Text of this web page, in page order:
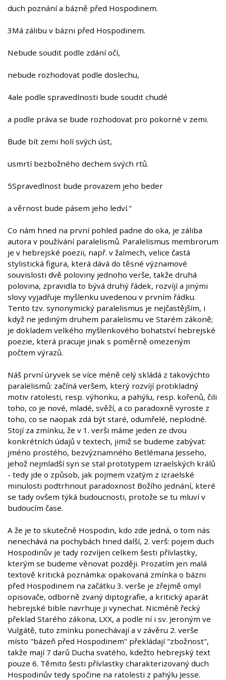
duch poznání a bázně před Hospodinem.
3Má zálibu v bázni před Hospodinem.
Nebude soudit podle zdání očí,
nebude rozhodovat podle doslechu,
4ale podle spravedlnosti bude soudit chudé
a podle práva se bude rozhodovat pro pokorné v zemi.
Bude bít zemi holí svých úst,
usmrtí bezbožného dechem svých rtů.
5Spravedlnost bude provazem jeho beder
a věrnost bude pásem jeho ledví."
Co nám hned na první pohled padne do oka, je záliba
autora v používání paralelismů. Paralelismus membrorum
je v hebrejské poezii, např. v žalmech, velice častá
stylistická figura, která dává do těsné významové
souvislosti dvě poloviny jednoho verše, takže druhá
polovina, zpravidla to bývá druhý řádek, rozvíjí a jinými
slovy vyjadřuje myšlenku uvedenou v prvním řádku.
Tento tzv. synonymický paralelismus je nejčastějším, i
když ne jediným druhem paralelismu ve Starém zákoně;
je dokladem velkého myšlenkového bohatství hebrejské
poezie, která pracuje jinak s poměrně omezeným
počtem výrazů.
Náš první úryvek se více méně celý skládá z takovýchto
paralelismů: začíná veršem, který rozvíjí protikladný
motiv ratolesti, resp. výhonku, a pahýlu, resp. kořenů, čili
toho, co je nové, mladé, svěží, a co paradoxně vyroste z
toho, co se naopak zdá být staré, odumřelé, neplodné.
Stojí za zmínku, že v 1. verši máme jeden ze dvou
konkrétních údajů v textech, jimiž se budeme zabývat:
jméno prostého, bezvýznamného Betlémana Jesseho,
jehož nejmladší syn se stal prototypem izraelských králů
- tedy jde o způsob, jak pojmem vzatým z izraelské
minulosti podtrhnout paradoxnost Božího jednání, které
se tady ovšem týká budoucnosti, protože se tu mluví v
budoucím čase.
A že je to skutečně Hospodin, kdo zde jedná, o tom nás
nenechává na pochybách hned další, 2. verš: pojem duch
Hospodinův je tady rozvíjen celkem šesti přívlastky,
kterým se budeme věnovat později. Prozatím jen malá
textově kritická poznámka: opakovaná zmínka o bázni
před Hospodinem na začátku 3. verše je zřejmě omyl
opisovače, odborně zvaný diptografie, a kritický aparát
hebrejské bible navrhuje ji vynechat. Nicméně řecký
překlad Starého zákona, LXX, a podle ní i sv. Jeroným ve
Vulgátě, tuto zmínku ponechávají a v závěru 2. verše
místo "bázeň před Hospodinem" překládají "zbožnost",
takže mají 7 darů Ducha svatého, kdežto hebrejský text
pouze 6. Těmito šesti přívlastky charakterizovaný duch
Hospodinův tedy spočine na ratolesti z pahýlu Jesse.